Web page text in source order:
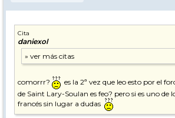
Cita
daniexol
comorrr?
es la 2ª vez que leo esto por el
de Saint Lary-Soulan es feo? pero si es uno de
francés sin lugar a dudas